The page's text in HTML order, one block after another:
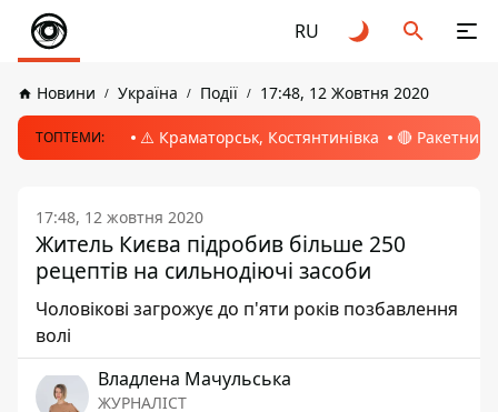
RU
Новини Україна Події 17:48, 12 Жовтня 2020
ТОПТЕМИ: ⚠️ Краматорськ, Костянтинівка 🔴 Ракетний
17:48, 12 жовтня 2020
Житель Києва підробив більше 250
рецептів на сильнодіючі засоби
Чоловікові загрожує до п'яти років позбавлення
волі
Владлена Мачульська
ЖУРНАЛІСТ